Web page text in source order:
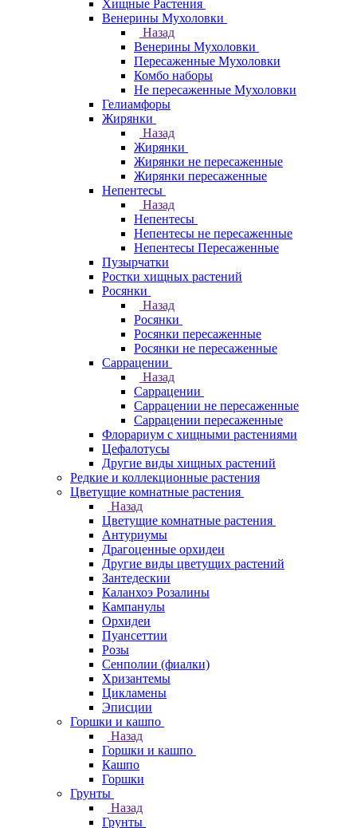
Хищные Растения
Венерины Мухоловки
Назад
Венерины Мухоловки
Пересаженные Мухоловки
Комбо наборы
Не пересаженные Мухоловки
Гелиамфоры
Жирянки
Назад
Жирянки
Жирянки не пересаженные
Жирянки пересаженные
Непентесы
Назад
Непентесы
Непентесы не пересаженные
Непентесы Пересаженные
Пузырчатки
Ростки хищных растений
Росянки
Назад
Росянки
Росянки пересаженные
Росянки не пересаженные
Саррацении
Назад
Саррацении
Саррацении не пересаженные
Саррацении пересаженные
Флорариум с хищными растениями
Цефалотусы
Другие виды хищных растений
Редкие и коллекционные растения
Цветущие комнатные растения
Назад
Цветущие комнатные растения
Антуриумы
Драгоценные орхидеи
Другие виды цветущих растений
Зантедескии
Каланхоэ Розалины
Кампанулы
Орхидеи
Пуансеттии
Розы
Сенполии (фиалки)
Хризантемы
Цикламены
Эписции
Горшки и кашпо
Назад
Горшки и кашпо
Кашпо
Горшки
Грунты
Назад
Грунты